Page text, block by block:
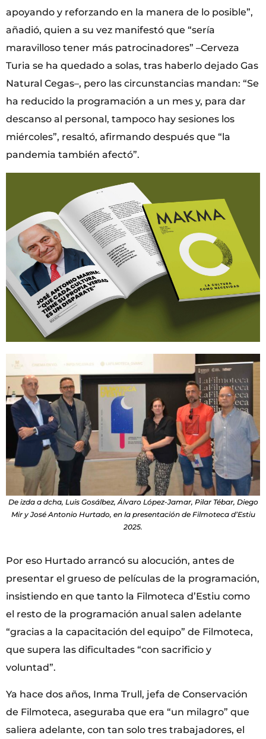
apoyando y reforzando en la manera de lo posible”,
añadió, quien a su vez manifestó que “sería
maravilloso tener más patrocinadores” –Cerveza
Turia se ha quedado a solas, tras haberlo dejado Gas
Natural Cegas–, pero las circunstancias mandan: “Se
ha reducido la programación a un mes y, para dar
descanso al personal, tampoco hay sesiones los
miércoles”, resaltó, afirmando después que “la
pandemia también afectó”.
De izda a dcha, Luis Gosálbez, Álvaro López-Jamar, Pilar Tébar, Diego
Mir y José Antonio Hurtado, en la presentación de Filmoteca d’Estiu
2025.
Por eso Hurtado arrancó su alocución, antes de
presentar el grueso de películas de la programación,
insistiendo en que tanto la Filmoteca d’Estiu como
el resto de la programación anual salen adelante
“gracias a la capacitación del equipo” de Filmoteca,
que supera las dificultades “con sacrificio y
voluntad”.
Ya hace dos años, Inma Trull, jefa de Conservación
de Filmoteca, aseguraba que era “un milagro” que
saliera adelante, con tan solo tres trabajadores, el